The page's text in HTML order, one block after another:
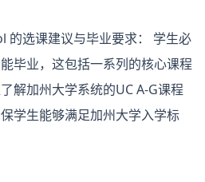
选课建议与毕业要求：
学生必
毕业，这包括一系列的核心课程
解加州大学系统的UC A-G课程
学生能够满足加州大学入学标